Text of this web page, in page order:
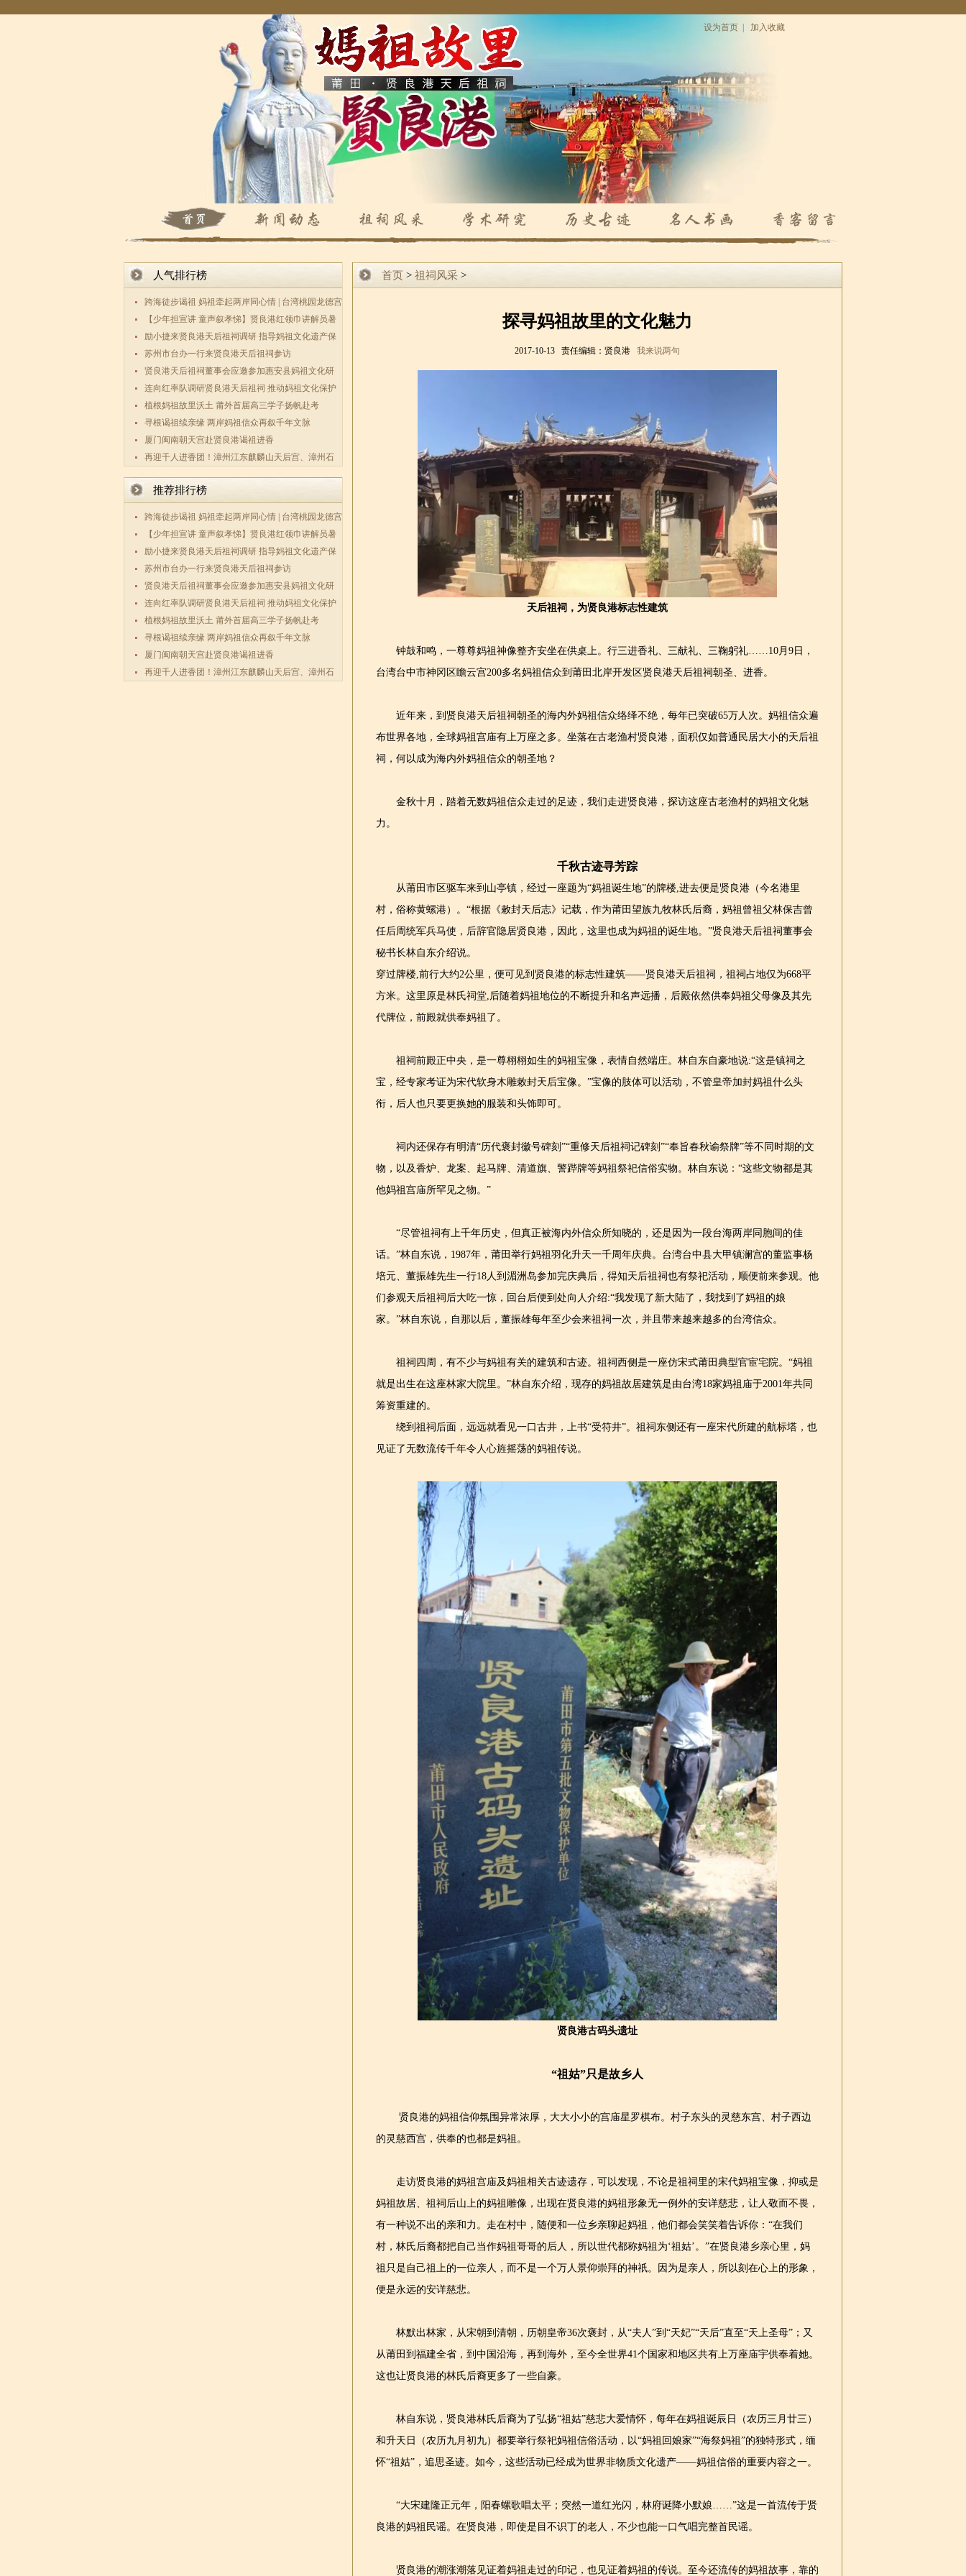
设为首页 加入收藏
人气排行榜
跨海徒步谒祖 妈祖牵起两岸同心情 | 台湾桃园龙德宫
数百敬 【少年担宣讲 童声叙孝悌】贤良港红领巾讲解员暑
期实践活励小捷来贤良港天后祖祠调研 指导妈祖文化遗产保
护传承工苏州市台办一行来贤良港天后祖祠参访
贤良港天后祖祠董事会应邀参加惠安县妈祖文化研
究会第三连向红率队调研贤良港天后祖祠 推动妈祖文化保护
传承与两植根妈祖故里沃土 莆外首届高三学子扬帆赴考
寻根谒祖续亲缘 两岸妈祖信众再叙千年文脉
厦门闽南朝天宫赴贤良港谒祖进香
再迎千人进香团！漳州江东麒麟山天后宫、漳州石
推荐排行榜
跨海徒步谒祖 妈祖牵起两岸同心情 | 台湾桃园龙德宫
数百敬 【少年担宣讲 童声叙孝悌】贤良港红领巾讲解员暑
期实践活励小捷来贤良港天后祖祠调研 指导妈祖文化遗产保
护传承工苏州市台办一行来贤良港天后祖祠参访
贤良港天后祖祠董事会应邀参加惠安县妈祖文化研
究会第三连向红率队调研贤良港天后祖祠 推动妈祖文化保护
传承与两植根妈祖故里沃土 莆外首届高三学子扬帆赴考
寻根谒祖续亲缘 两岸妈祖信众再叙千年文脉
厦门闽南朝天宫赴贤良港谒祖进香
再迎千人进香团！漳州江东麒麟山天后宫、漳州石
首页 > 祖祠风采 >
探寻妈祖故里的文化魅力
2017-10-13 责任编辑：贤良港 我来说两句
天后祖祠，为贤良港标志性建筑
钟鼓和鸣，一尊尊妈祖神像整齐安坐在供桌上。行三进香礼、三献礼、三鞠躬礼……10月9日，
台湾台中市神冈区瞻云宫200多名妈祖信众到莆田北岸开发区贤良港天后祖祠朝圣、进香。
近年来，到贤良港天后祖祠朝圣的海内外妈祖信众络绎不绝，每年已突破65万人次。妈祖信众遍
布世界各地，全球妈祖宫庙有上万座之多。坐落在古老渔村贤良港，面积仅如普通民居大小的天后祖
祠，何以成为海内外妈祖信众的朝圣地？
金秋十月，踏着无数妈祖信众走过的足迹，我们走进贤良港，探访这座古老渔村的妈祖文化魅
力。
千秋古迹寻芳踪
从莆田市区驱车来到山亭镇，经过一座题为“妈祖诞生地”的牌楼,进去便是贤良港（今名港里
村，俗称黄螺港）。“根据《敕封天后志》记载，作为莆田望族九牧林氏后裔，妈祖曾祖父林保吉曾
任后周统军兵马使，后辞官隐居贤良港，因此，这里也成为妈祖的诞生地。”贤良港天后祖祠董事会
秘书长林自东介绍说。
穿过牌楼,前行大约2公里，便可见到贤良港的标志性建筑——贤良港天后祖祠，祖祠占地仅为668平
方米。这里原是林氏祠堂,后随着妈祖地位的不断提升和名声远播，后殿依然供奉妈祖父母像及其先
代牌位，前殿就供奉妈祖了。
祖祠前殿正中央，是一尊栩栩如生的妈祖宝像，表情自然端庄。林自东自豪地说:“这是镇祠之
宝，经专家考证为宋代软身木雕敕封天后宝像。”宝像的肢体可以活动，不管皇帝加封妈祖什么头
衔，后人也只要更换她的服装和头饰即可。
祠内还保存有明清“历代褒封徽号碑刻”“重修天后祖祠记碑刻”“奉旨春秋谕祭牌”等不同时期的文
物，以及香炉、龙案、起马牌、清道旗、警跸牌等妈祖祭祀信俗实物。林自东说：“这些文物都是其
他妈祖宫庙所罕见之物。”
“尽管祖祠有上千年历史，但真正被海内外信众所知晓的，还是因为一段台海两岸同胞间的佳
话。”林自东说，1987年，莆田举行妈祖羽化升天一千周年庆典。台湾台中县大甲镇澜宫的董监事杨
培元、董振雄先生一行18人到湄洲岛参加完庆典后，得知天后祖祠也有祭祀活动，顺便前来参观。他
们参观天后祖祠后大吃一惊，回台后便到处向人介绍:“我发现了新大陆了，我找到了妈祖的娘
家。”林自东说，自那以后，董振雄每年至少会来祖祠一次，并且带来越来越多的台湾信众。
祖祠四周，有不少与妈祖有关的建筑和古迹。祖祠西侧是一座仿宋式莆田典型官宦宅院。“妈祖
就是出生在这座林家大院里。”林自东介绍，现存的妈祖故居建筑是由台湾18家妈祖庙于2001年共同
筹资重建的。
绕到祖祠后面，远远就看见一口古井，上书“受符井”。祖祠东侧还有一座宋代所建的航标塔，也
见证了无数流传千年令人心旌摇荡的妈祖传说。
贤良港古码头遗址
“祖姑”只是故乡人
贤良港的妈祖信仰氛围异常浓厚，大大小小的宫庙星罗棋布。村子东头的灵慈东宫、村子西边
的灵慈西宫，供奉的也都是妈祖。
走访贤良港的妈祖宫庙及妈祖相关古迹遗存，可以发现，不论是祖祠里的宋代妈祖宝像，抑或是
妈祖故居、祖祠后山上的妈祖雕像，出现在贤良港的妈祖形象无一例外的安详慈悲，让人敬而不畏，
有一种说不出的亲和力。走在村中，随便和一位乡亲聊起妈祖，他们都会笑笑着告诉你：“在我们
村，林氏后裔都把自己当作妈祖哥哥的后人，所以世代都称妈祖为‘祖姑’。”在贤良港乡亲心里，妈
祖只是自己祖上的一位亲人，而不是一个万人景仰崇拜的神祇。因为是亲人，所以刻在心上的形象，
便是永远的安详慈悲。
林默出林家，从宋朝到清朝，历朝皇帝36次褒封，从“夫人”到“天妃”“天后”直至“天上圣母”；又
从莆田到福建全省，到中国沿海，再到海外，至今全世界41个国家和地区共有上万座庙宇供奉着她。
这也让贤良港的林氏后裔更多了一些自豪。
林自东说，贤良港林氏后裔为了弘扬“祖姑”慈悲大爱情怀，每年在妈祖诞辰日（农历三月廿三）
和升天日（农历九月初九）都要举行祭祀妈祖信俗活动，以“妈祖回娘家”“海祭妈祖”的独特形式，缅
怀“祖姑”，追思圣迹。如今，这些活动已经成为世界非物质文化遗产——妈祖信俗的重要内容之一。
“大宋建隆正元年，阳春螺歌唱太平；突然一道红光闪，林府诞降小默娘……”这是一首流传于贤
良港的妈祖民谣。在贤良港，即使是目不识丁的老人，不少也能一口气唱完整首民谣。
贤良港的潮涨潮落见证着妈祖走过的印记，也见证着妈祖的传说。至今还流传的妈祖故事，靠的